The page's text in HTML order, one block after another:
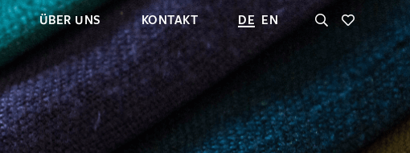
ÜBER UNS KONTAKT DE EN